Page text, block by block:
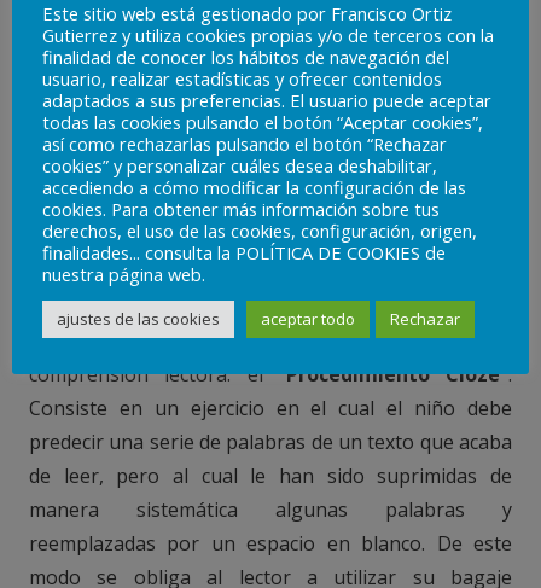
no se convierta en una obligación es importante
saber los gustos del niño; saber centrarnos en lo que
a ellos les motive,ya sea un comic, una revista o un
libro; dado que todo es literatura, y lo importante es
que del mismomodo sigan trabajando la
comprensión lectora.
Por lo tanto este déficit es posible mejorarlo con la
práctica y con una buena ayuda psicológica. Desde el
equipo de CIPSIA psicólogoste mostramos uno de los
métodos más famosos para comenzar a mejorar la
comprensión lectora: el “Procedimiento Cloze”.
Consiste en un ejercicio en el cual el niño debe
predecir una serie de palabras de un texto que acaba
de leer, pero al cual le han sido suprimidas de
manera sistemática algunas palabras y
reemplazadas por un espacio en blanco. De este
modo se obliga al lector a utilizar su bagaje
Este sitio web está gestionado por Francisco Ortiz
Gutierrez y utiliza cookies propias y/o de terceros con la
finalidad de conocer los hábitos de navegación del
usuario, realizar estadísticas y ofrecer contenidos
adaptados a sus preferencias. El usuario puede aceptar
todas las cookies pulsando el botón “Aceptar cookies”,
así como rechazarlas pulsando el botón “Rechazar
cookies” y personalizar cuáles desea deshabilitar,
accediendo a cómo modificar la configuración de las
cookies. Para obtener más información sobre tus
derechos, el uso de las cookies, configuración, origen,
finalidades... consulta la POLÍTICA DE COOKIES de
nuestra página web.
ajustes de las cookies aceptar todo Rechazar